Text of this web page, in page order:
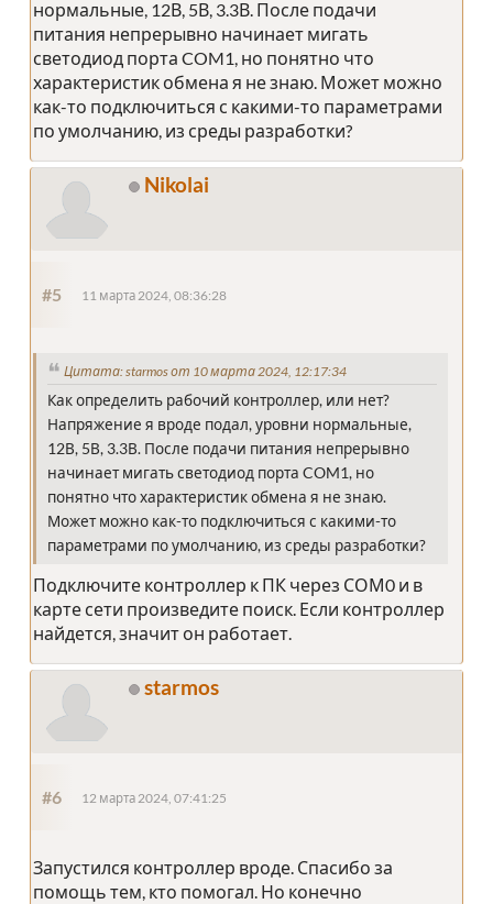
нормальные, 12В, 5В, 3.3В. После подачи
питания непрерывно начинает мигать
светодиод порта COM1, но понятно что
характеристик обмена я не знаю. Может можно
как-то подключиться с какими-то параметрами
по умолчанию, из среды разработки?
Nikolai
#5 11 марта 2024, 08:36:28
Цитата: starmos от 10 марта 2024, 12:17:34
Как определить рабочий контроллер, или нет?
Напряжение я вроде подал, уровни нормальные,
12В, 5В, 3.3В. После подачи питания непрерывно
начинает мигать светодиод порта COM1, но
понятно что характеристик обмена я не знаю.
Может можно как-то подключиться с какими-то
параметрами по умолчанию, из среды разработки?
Подключите контроллер к ПК через СОМ0 и в
карте сети произведите поиск. Если контроллер
найдется, значит он работает.
starmos
#6 12 марта 2024, 07:41:25
Запустился контроллер вроде. Спасибо за
помощь тем, кто помогал. Но конечно